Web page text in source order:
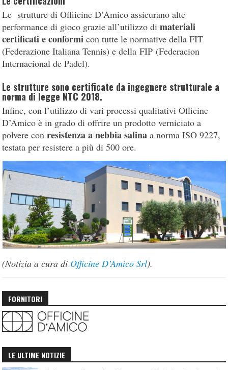
Le strutture di Offiicine D’Amico assicurano alte
performance di gioco grazie all’utilizzo dimateriali
certificati e conformi con tutte le normative della FIT
(Federazione Italiana Tennis) e della FIP (Federacion
Internacional de Padel).
Le strutture sono certificate da ingegnere strutturale a
norma di legge NTC 2018.
Infine, con l’utilizzo di vari processi qualitativi Officine
D’Amico è in grado di offrire un prodotto verniciato a
polvere conresistenza a nebbia salina a norma ISO 9227,
testata per resistere a più di 500 ore.
(Notizia a cura di Officine D’Amico Srl).
FORNITORI
LE ULTIME NOTIZIE